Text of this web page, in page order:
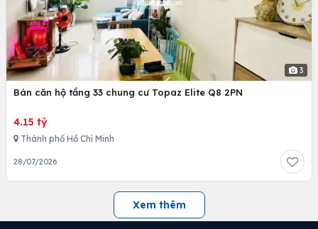
3
Bán căn hộ tầng 33 chung cư Topaz Elite Q8 2PN
4.15 tỷ
Thành phố Hồ Chí Minh
28/07/2026
Xem thêm